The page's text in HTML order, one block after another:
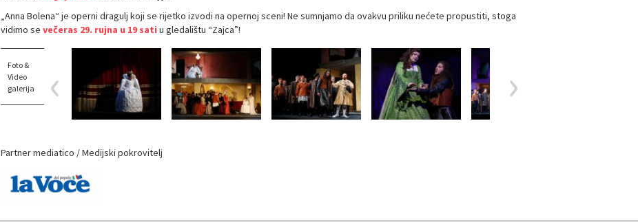
„Anna Bolena“ je operni dragulj koji se rijetko izvodi na opernoj sceni! Ne sumnjamo da ovakvu priliku nećete propustiti, stoga
vidimo se večeras 29. rujna u 19 sati u gledalištu “Zajca”!
Foto &
Video
galerija
Partner mediatico / Medijski pokrovitelj